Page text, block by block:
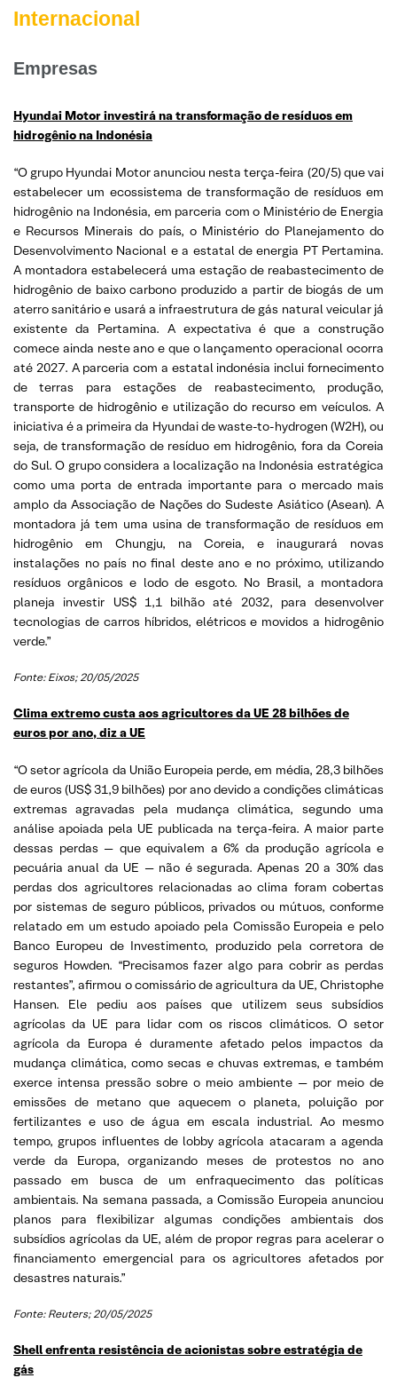
Internacional
Empresas
Hyundai Motor investirá na transformação de resíduos em
hidrogênio na Indonésia
“O grupo Hyundai Motor anunciou nesta terça-feira (20/5) que vai
estabelecer um ecossistema de transformação de resíduos em
hidrogênio na Indonésia, em parceria com o Ministério de Energia
e Recursos Minerais do país, o Ministério do Planejamento do
Desenvolvimento Nacional e a estatal de energia PT Pertamina.
A montadora estabelecerá uma estação de reabastecimento de
hidrogênio de baixo carbono produzido a partir de biogás de um
aterro sanitário e usará a infraestrutura de gás natural veicular já
existente da Pertamina. A expectativa é que a construção
comece ainda neste ano e que o lançamento operacional ocorra
até 2027. A parceria com a estatal indonésia inclui fornecimento
de terras para estações de reabastecimento, produção,
transporte de hidrogênio e utilização do recurso em veículos. A
iniciativa é a primeira da Hyundai de waste-to-hydrogen (W2H), ou
seja, de transformação de resíduo em hidrogênio, fora da Coreia
do Sul. O grupo considera a localização na Indonésia estratégica
como uma porta de entrada importante para o mercado mais
amplo da Associação de Nações do Sudeste Asiático (Asean). A
montadora já tem uma usina de transformação de resíduos em
hidrogênio em Chungju, na Coreia, e inaugurará novas
instalações no país no final deste ano e no próximo, utilizando
resíduos orgânicos e lodo de esgoto. No Brasil, a montadora
planeja investir US$ 1,1 bilhão até 2032, para desenvolver
tecnologias de carros híbridos, elétricos e movidos a hidrogênio
verde.”
Fonte: Eixos; 20/05/2025
Clima extremo custa aos agricultores da UE 28 bilhões de
euros por ano, diz a UE
“O setor agrícola da União Europeia perde, em média, 28,3 bilhões
de euros (US$ 31,9 bilhões) por ano devido a condições climáticas
extremas agravadas pela mudança climática, segundo uma
análise apoiada pela UE publicada na terça-feira. A maior parte
dessas perdas — que equivalem a 6% da produção agrícola e
pecuária anual da UE — não é segurada. Apenas 20 a 30% das
perdas dos agricultores relacionadas ao clima foram cobertas
por sistemas de seguro públicos, privados ou mútuos, conforme
relatado em um estudo apoiado pela Comissão Europeia e pelo
Banco Europeu de Investimento, produzido pela corretora de
seguros Howden. “Precisamos fazer algo para cobrir as perdas
restantes”, afirmou o comissário de agricultura da UE, Christophe
Hansen. Ele pediu aos países que utilizem seus subsídios
agrícolas da UE para lidar com os riscos climáticos. O setor
agrícola da Europa é duramente afetado pelos impactos da
mudança climática, como secas e chuvas extremas, e também
exerce intensa pressão sobre o meio ambiente — por meio de
emissões de metano que aquecem o planeta, poluição por
fertilizantes e uso de água em escala industrial. Ao mesmo
tempo, grupos influentes de lobby agrícola atacaram a agenda
verde da Europa, organizando meses de protestos no ano
passado em busca de um enfraquecimento das políticas
ambientais. Na semana passada, a Comissão Europeia anunciou
planos para flexibilizar algumas condições ambientais dos
subsídios agrícolas da UE, além de propor regras para acelerar o
financiamento emergencial para os agricultores afetados por
desastres naturais.”
Fonte: Reuters; 20/05/2025
Shell enfrenta resistência de acionistas sobre estratégia de
gás